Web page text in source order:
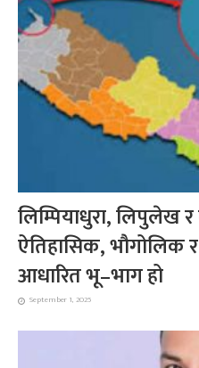
लिम्पियाधुरा, लिपुलेख
ऐतिहासिक, भौगोलिक
आधारित भू–भाग हो
September 1, 2025